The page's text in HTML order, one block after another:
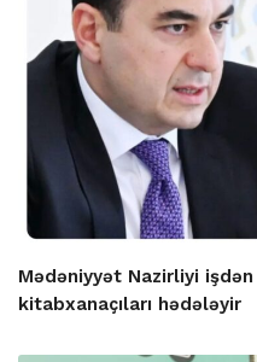
Mədəniyyət Nazirliyi
kitabxanaçıları hədələyir